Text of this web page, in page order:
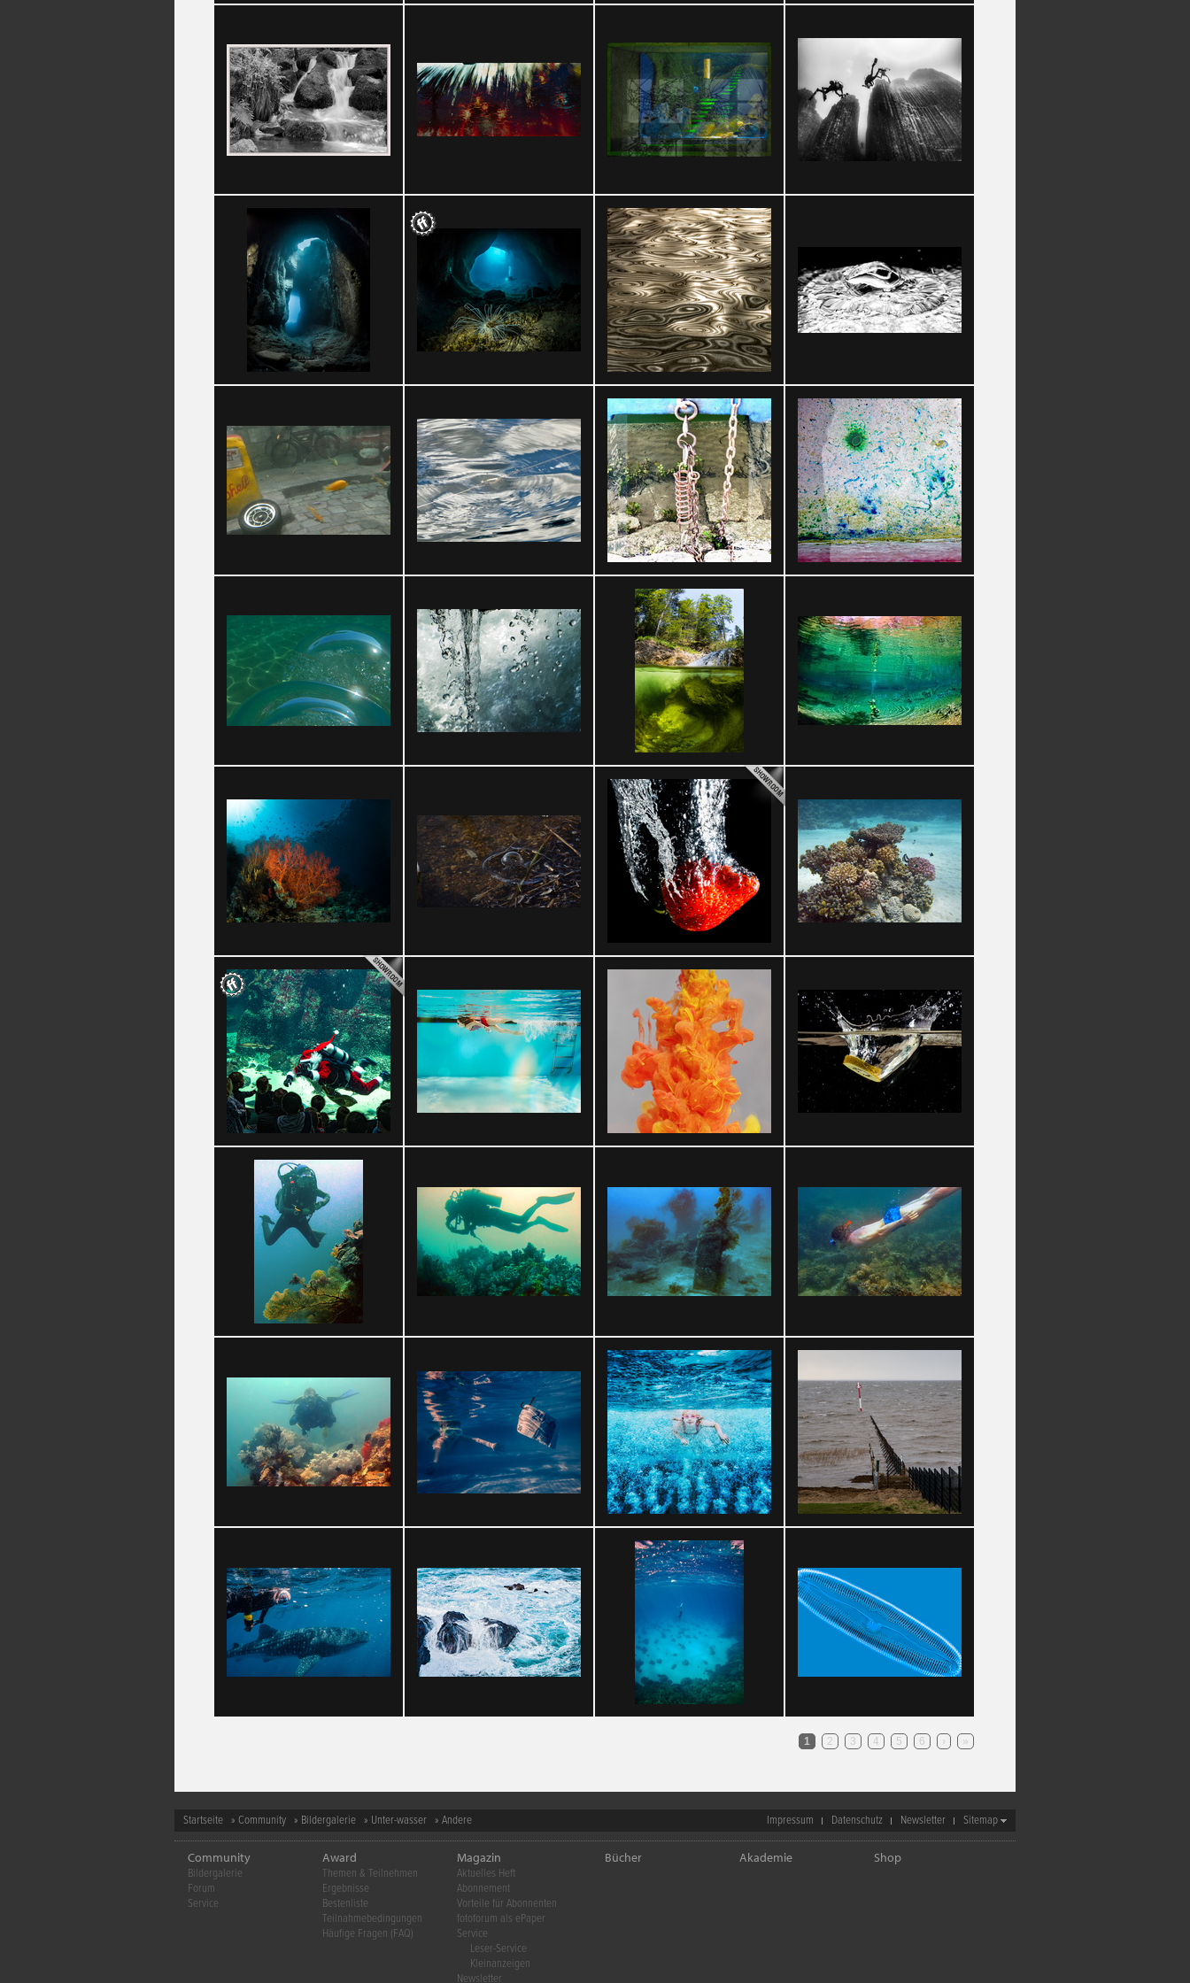
1 2 3 4 5 6 › »
Startseite » Community » Bildergalerie » Unter-wasser » Andere Impressum Datenschutz Newsletter Sitemap
Community
Bildergalerie
Forum
Service
Award
Themen & Teilnehmen
Ergebnisse
Bestenliste
Teilnahmebedingungen
Häufige Fragen (FAQ)
Magazin
Aktuelles Heft
Abonnement
Vorteile für Abonnenten
fotoforum als ePaper
Service
Leser-Service
Kleinanzeigen
Newsletter
Bücher Akademie Shop